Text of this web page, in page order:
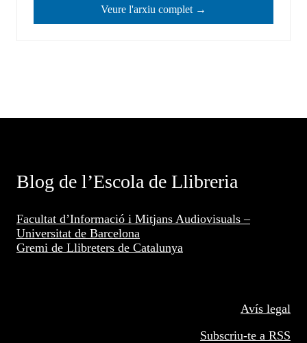
Veure l'arxiu complet →
Blog de l’Escola de Llibreria
Facultat d’Informació i Mitjans Audiovisuals –
Universitat de Barcelona
Gremi de Llibreters de Catalunya
Avís legal
Subscriu-te a RSS